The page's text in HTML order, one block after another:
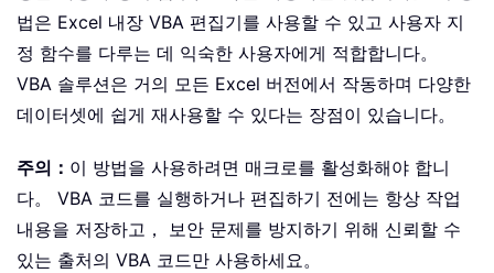
법은 Excel 내장 VBA 편집기를 사용할 수 있고 사용자 지
정 함수를 다루는 데 익숙한 사용자에게 적합합니다。
VBA 솔루션은 거의 모든 Excel 버전에서 작동하며 다양한
데이터셋에 쉽게 재사용할 수 있다는 장점이 있습니다。
주의： 이 방법을 사용하려면 매크로를 활성화해야 합니
다。 VBA 코드를 실행하거나 편집하기 전에는 항상 작업
내용을 저장하고， 보안 문제를 방지하기 위해 신뢰할 수
있는 출처의 VBA 코드만 사용하세요。